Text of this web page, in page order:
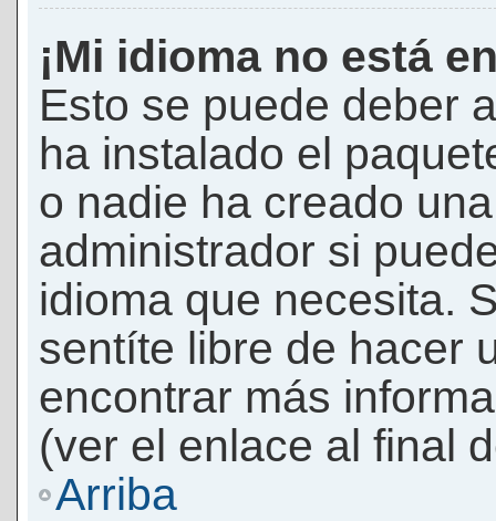
¡Mi idioma no está
Esto se puede deber
ha instalado el
o nadie ha creado
administrador si
idioma que necesita.
sentíte libre de hacer
encontrar más
(ver el enlace al final
Arriba